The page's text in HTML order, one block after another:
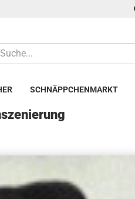
SCHNÄPPCHENMARKT